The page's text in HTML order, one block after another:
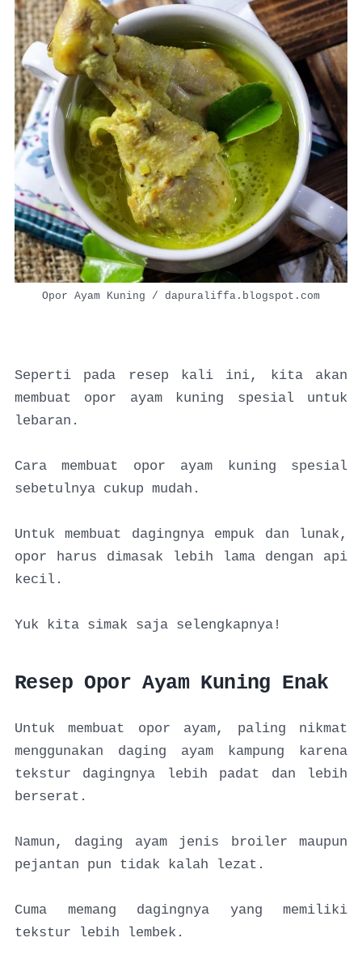
Opor Ayam Kuning / dapuraliffa.blogspot.com
Seperti pada resep kali ini, kita akan
membuat opor ayam kuning spesial untuk
lebaran.
Cara membuat opor ayam kuning spesial
sebetulnya cukup mudah.
Untuk membuat dagingnya empuk dan lunak,
opor harus dimasak lebih lama dengan api
kecil.
Yuk kita simak saja selengkapnya!
Resep Opor Ayam Kuning Enak
Untuk membuat opor ayam, paling nikmat
menggunakan daging ayam kampung karena
tekstur dagingnya lebih padat dan lebih
berserat.
Namun, daging ayam jenis broiler maupun
pejantan pun tidak kalah lezat.
Cuma memang dagingnya yang memiliki
tekstur lebih lembek.